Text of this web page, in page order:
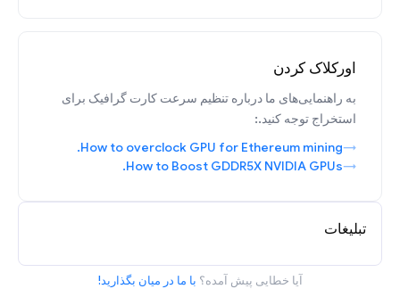
اورکلاک کردن
به راهنمایی‌های ما درباره تنظیم سرعت کارت گرافیک برای
استخراج توجه کنید.:
How to overclock GPU for Ethereum mining.
How to Boost GDDR5X NVIDIA GPUs.
تبلیغات
آیا خطایی پیش آمده؟ با ما در میان بگذارید!